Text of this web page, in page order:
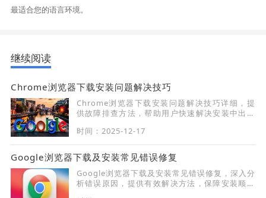
最适合您的语言环境。
继续阅读
Chrome浏览器下载安装问题解决技巧
Chrome浏览器下载安装问题解决技巧详细，提
供故障排查方法，帮助用户快速解决安装中出现
时间：2025-12-17
Google浏览器下载及安装常见错误修复
Google浏览器下载及安装常见错误修复，深入分
析错误原因，提供有效解决方法，保障安装顺利